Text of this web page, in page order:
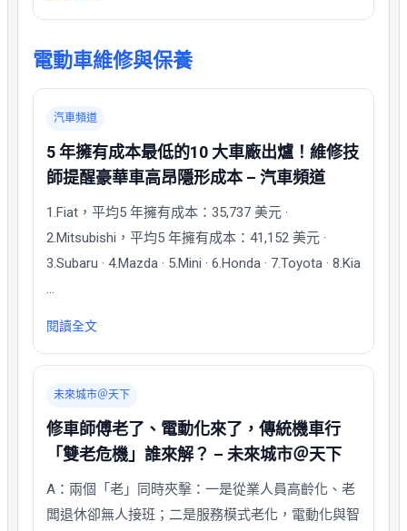
電動車維修與保養
汽車頻道
5 年擁有成本最低的10 大車廠出爐！維修技
師提醒豪華車高昂隱形成本 – 汽車頻道
1.Fiat，平均5 年擁有成本：35,737 美元 ·
2.Mitsubishi，平均5 年擁有成本：41,152 美元 ·
3.Subaru · 4.Mazda · 5.Mini · 6.Honda · 7.Toyota · 8.Kia
閱讀全文
未來城市＠天下
修車師傅老了、電動化來了，傳統機車行
「雙老危機」誰來解？ – 未來城市＠天下
A：兩個「老」同時夾擊：一是從業人員高齡化、老
闆退休卻無人接班；二是服務模式老化，電動化與智